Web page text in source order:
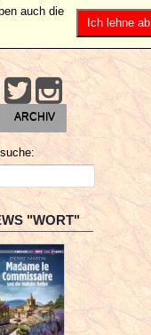
ARCHIV
"WORT"
Ich lehne ab
auch die